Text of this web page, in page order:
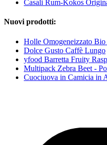
Casali Rum-Kokos
Nuovi prodotti:
Holle Omogeneizzato Bio
Dolce Gusto Caffè Lungo
yfood Barretta Fruity
Multipack Zebra Beet -
Cuociuova in Camicia in